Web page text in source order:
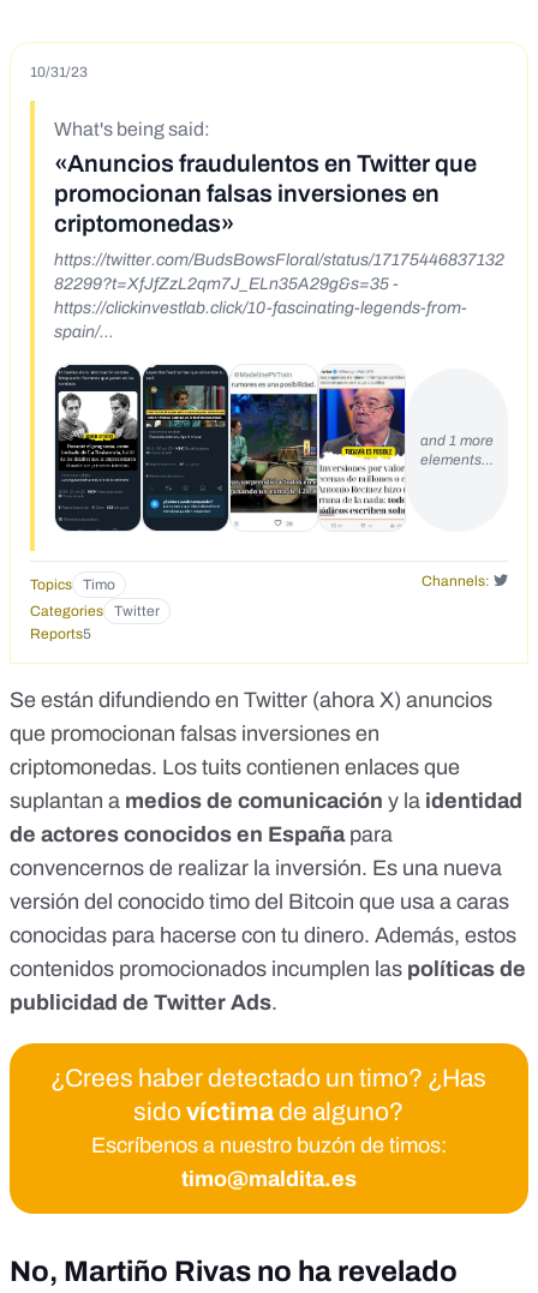
10/31/23
What's being said:
«Anuncios fraudulentos en Twitter que
promocionan falsas inversiones en
criptomonedas»
https://twitter.com/BudsBowsFloral/status/17175446837132
82299?t=XfJfZzL2qm7J_ELn35A29g&s=35 -
https://clickinvestlab.click/10-fascinating-legends-from-
spain/
78671?t=8Bj1ieyWLR2YCVIRVc_B8w&s=35 - https://tech-
smart.digital/@OliviaRoss8129/el-camino-de-la-
informaci%C3%B3n-estaba-bloqueado-secretos-que-
yacen-en-las-sombras-7929cea3e7be/
https://twitter.com/NinaAnders2248/status/17190211877731
41356?s=20
https://twitter.com/KaydenceP87102/status/1717856458518
https://twitter.com/yisrael_wi87119/status/17193298650174
63166?t=uDndnsJI__7apHJ2bw3XZQ&s=35
https://x.com/FinneganPa54675/status/1719662469474402
678?s=20
https://x.com/MadelinePVTrain/status/17197932876014717
08?s=20
and 1 more
elements…
Topics Timo
Channels:
Categories
Twitter
Reports5
Se están difundiendo en Twitter (ahora X) anuncios
que promocionan falsas inversiones en
criptomonedas. Los tuits contienen enlaces que
suplantan a medios de comunicación y la identidad
de actores conocidos en Españapara
convencernos de realizar la inversión. Es una nueva
versión del conocido timo del Bitcoin que usa a caras
conocidas para hacerse con tu dinero. Además, estos
contenidos promocionados incumplen las políticas de
publicidad de Twitter Ads.
¿Crees haber detectado un timo? ¿Has
sidovíctimade alguno?
Escríbenos a nuestro buzón de timos:
timo@maldita.es
No, Martiño Rivas no ha revelado